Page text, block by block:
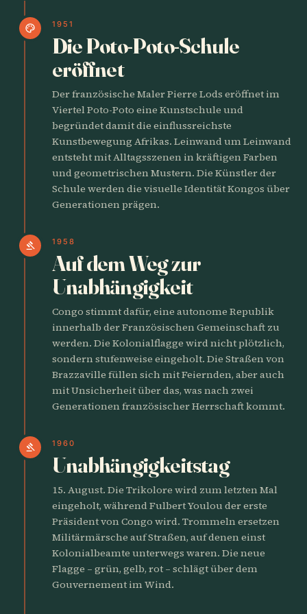
palette 1951
Die Poto-Poto-Schule
eröffnet
Der französische Maler Pierre Lods eröffnet im
Viertel Poto-Poto eine Kunstschule und
begründet damit die einflussreichste
Kunstbewegung Afrikas. Leinwand um Leinwand
entsteht mit Alltagsszenen in kräftigen Farben
und geometrischen Mustern. Die Künstler der
Schule werden die visuelle Identität Kongos über
Generationen prägen.
gavel 1958
Auf dem Weg zur
Unabhängigkeit
Congo stimmt dafür, eine autonome Republik
innerhalb der Französischen Gemeinschaft zu
werden. Die Kolonialflagge wird nicht plötzlich,
sondern stufenweise eingeholt. Die Straßen von
Brazzaville füllen sich mit Feiernden, aber auch
mit Unsicherheit über das, was nach zwei
Generationen französischer Herrschaft kommt.
gavel 1960
Unabhängigkeitstag
15. August. Die Trikolore wird zum letzten Mal
eingeholt, während Fulbert Youlou der erste
Präsident von Congo wird. Trommeln ersetzen
Militärmärsche auf Straßen, auf denen einst
Kolonialbeamte unterwegs waren. Die neue
Flagge – grün, gelb, rot – schlägt über dem
Gouvernement im Wind.